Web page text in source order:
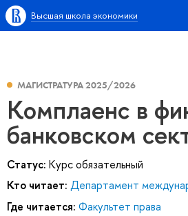
Высшая школа экономики
МАГИСТРАТУРА 2025/2026
Комплаенс в
банковском
Статус: Курс обязательный
Кто читает: Департамент
Где читается: Факультет права